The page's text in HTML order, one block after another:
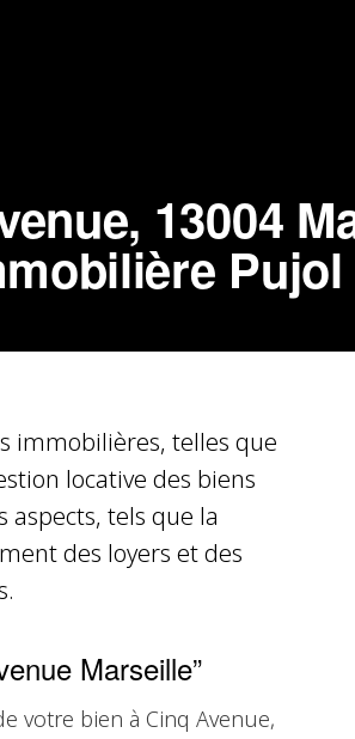
13004
Pujol
immobilières, telles que
locative des biens
tels que la
des loyers et des
Marseille”
votre bien à Cinq Avenue,